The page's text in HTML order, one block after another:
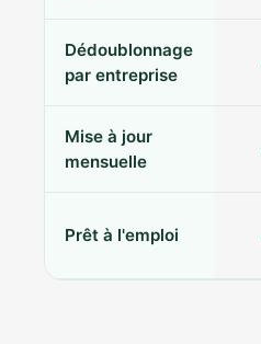
Dédoublonnage
par entreprise
Mise à jour
mensuelle
Prêt à l'emploi